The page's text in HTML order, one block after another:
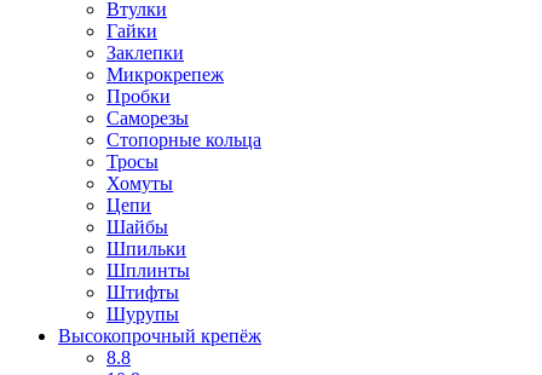
Втулки
Гайки
Заклепки
Микрокрепеж
Пробки
Саморезы
Стопорные кольца
Тросы
Хомуты
Цепи
Шайбы
Шпильки
Шплинты
Штифты
Шурупы
Высокопрочный крепёж
8.8